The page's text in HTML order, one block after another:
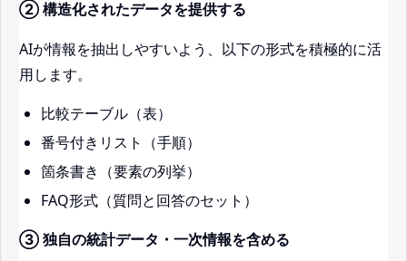
② 構造化されたデータを提供する
AIが情報を抽出しやすいよう、以下の形式を積極的に活
用します。
比較テーブル（表）
番号付きリスト（手順）
箇条書き（要素の列挙）
FAQ形式（質問と回答のセット）
③ 独自の統計データ・一次情報を含める